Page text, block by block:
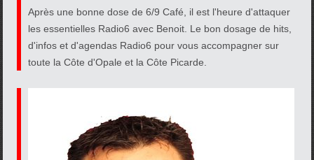
Après une bonne dose de 6/9 Café, il est l'heure d'attaquer
les essentielles Radio6 avec Benoit. Le bon dosage de hits,
d'infos et d'agendas Radio6 pour vous accompagner sur
toute la Côte d'Opale et la Côte Picarde.